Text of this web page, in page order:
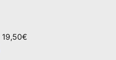
19,50€